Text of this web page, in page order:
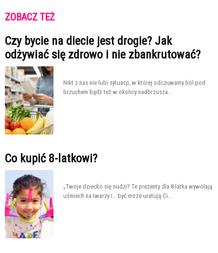
ZOBACZ TEŻ
Czy bycie na diecie jest drogie? Jak
odżywiać się zdrowo i nie zbankrutować?
Nikt z nas nie lubi sytuacji, w której odczuwamy ból pod
brzuchem bądź też w okolicy nadbrzusza...
Co kupić 8-latkowi?
„Twoje dziecko się nudzi? Te prezenty dla 8-latka wywołają
uśmiech na twarzy i… być może uratują Ci...